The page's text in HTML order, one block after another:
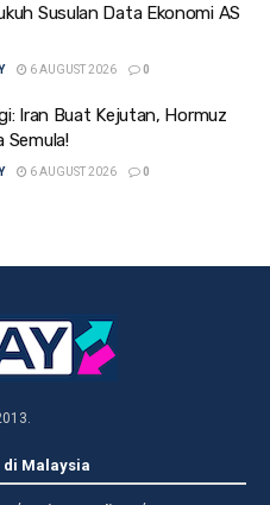
Susulan Data Ekonomi AS
6 AUGUST 2026 0
Iran Buat Kejutan, Hormuz
Semula!
6 AUGUST 2026 0
di Malaysia